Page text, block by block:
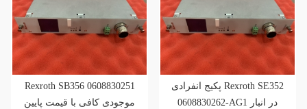
Rexroth SB356 0608830251
موجودی کافی با قیمت پایین
پکیج انفرادی Rexroth SE352
0608830262-AG1 در انبار